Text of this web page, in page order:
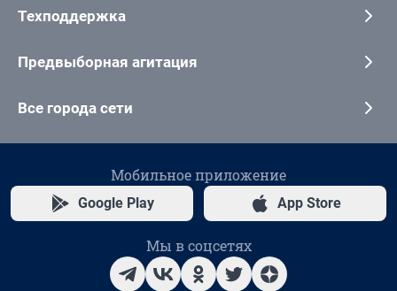
Техподдержка
Предвыборная агитация
Все города сети
Мобильное приложение
Google Play App Store
Мы в соцсетях